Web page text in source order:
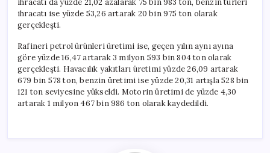
ihracatı ise yüzde 53,26 artarak 20 bin 975 ton olarak
gerçekleşti.
Rafineri petrol ürünleri üretimi ise, geçen yılın aynı ayına
göre yüzde 16,47 artarak 3 milyon 593 bin 804 ton olarak
gerçekleşti. Havacılık yakıtları üretimi yüzde 26,09 artarak
679 bin 578 ton, benzin üretimi ise yüzde 20,31 artışla 528 bin
121 ton seviyesine yükseldi. Motorin üretimi de yüzde 4,30
artarak 1 milyon 467 bin 986 ton olarak kaydedildi.